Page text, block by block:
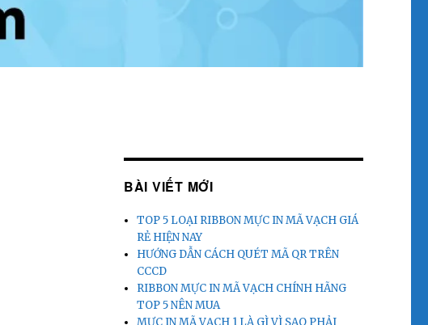
BÀI VIẾT MỚI
TOP 5 LOẠI RIBBON MỰC IN MÃ VẠCH GIÁ
RẺ HIỆN NAY
HƯỚNG DẪN CÁCH QUÉT MÃ QR TRÊN
CCCD
RIBBON MỰC IN MÃ VẠCH CHÍNH HÃNG
TOP 5 NÊN MUA